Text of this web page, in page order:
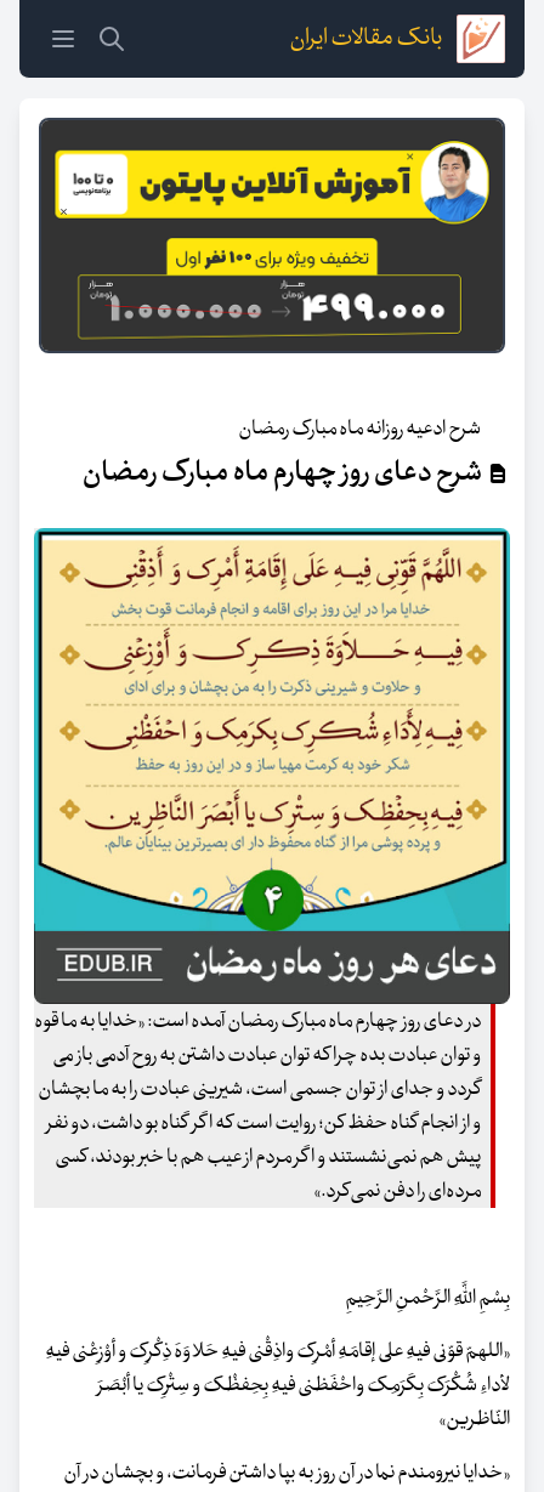
بانک مقالات ایران
شرح ادعیه روزانه ماه مبارک رمضان
شرح دعای روز چهارم ماه مبارک رمضان
در دعای روز چهارم ماه مبارک رمضان آمده است: «خدایا به ما قوه
و توان عبادت بده چرا که توان عبادت داشتن به روح آدمی باز می
گردد و جدای از توان جسمی است، شیرینی عبادت را به ما بچشان
و از انجام گناه حفظ کن؛ روایت است که اگر گناه بو داشت، دو نفر
پیش هم نمی‌نشستند و اگر مردم از عیب هم با خبر بودند، کسی
مرده‌ای را دفن نمی‌کرد.»
بِسْمِ اللَّهِ الرَّحْمنِ الرَّحِیمِ‌
«اللهمّ قوّنی فیهِ علی إقامَهِ أمْرِکَ واذِقْنی فیهِ حَلاوَهَ ذِکْرِکَ و أوْزِعْنی فیهِ
لأداءِ شُکْرَکَ بِکَرَمِکَ واحْفَظنی فیهِ بِحِفظْکَ و سِتْرِکَ یا أبْصَرَ
النّاظرین»
«خدایا نیرومندم نما در آن روز به بپا داشتن فرمانت، و بچشان در آن